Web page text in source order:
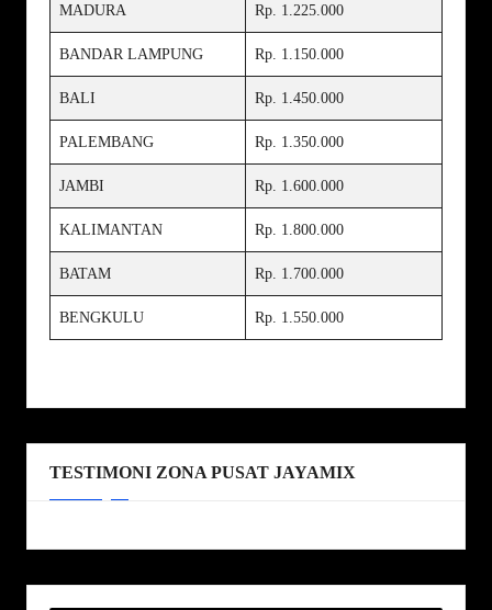
MADURA Rp. 1.225.000
BANDAR LAMPUNG Rp. 1.150.000
BALI Rp. 1.450.000
PALEMBANG Rp. 1.350.000
JAMBI Rp. 1.600.000
KALIMANTAN Rp. 1.800.000
BATAM Rp. 1.700.000
BENGKULU Rp. 1.550.000
TESTIMONI ZONA PUSAT JAYAMIX